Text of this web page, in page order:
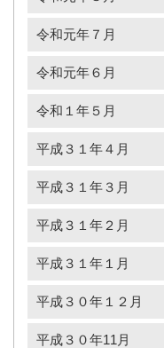
令和元年７月
令和元年６月
令和１年５月
平成３１年４月
平成３１年３月
平成３１年２月
平成３１年１月
平成３０年１２月
平成３０年11月